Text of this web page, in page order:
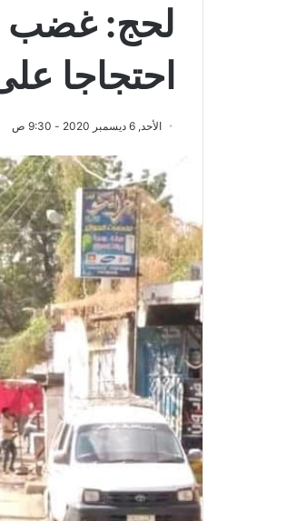
لحج: غضب
احتجاجا
الأحد, 6 ديسمبر 2020 - 9:30 ص